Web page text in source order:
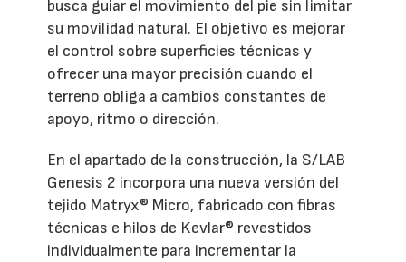
busca guiar el movimiento del pie sin limitar
su movilidad natural. El objetivo es mejorar
el control sobre superficies técnicas y
ofrecer una mayor precisión cuando el
terreno obliga a cambios constantes de
apoyo, ritmo o dirección.
En el apartado de la construcción, la S/LAB
Genesis 2 incorpora una nueva versión del
tejido Matryx® Micro, fabricado con fibras
técnicas e hilos de Kevlar® revestidos
individualmente para incrementar la